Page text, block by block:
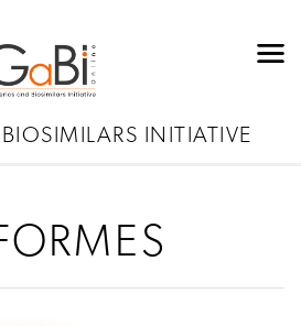
INITIATIVE